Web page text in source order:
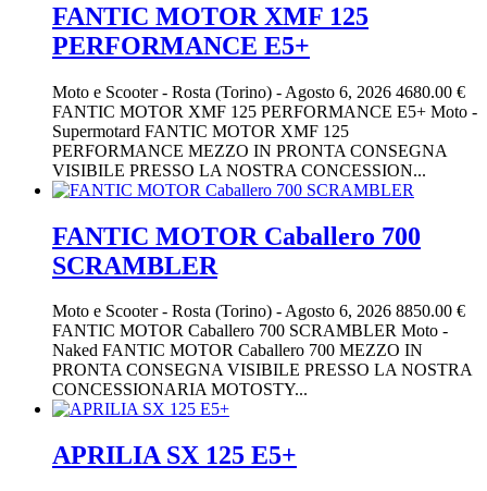
FANTIC MOTOR XMF 125
PERFORMANCE E5+
Moto e Scooter- Rosta (Torino) - Agosto 6, 2026 4680.00 €
FANTIC MOTOR XMF 125 PERFORMANCE E5+ Moto -
Supermotard FANTIC MOTOR XMF 125
PERFORMANCE MEZZO IN PRONTA CONSEGNA
VISIBILE PRESSO LA NOSTRA CONCESSION...
FANTIC MOTOR Caballero 700
SCRAMBLER
Moto e Scooter- Rosta (Torino) -Agosto 6, 2026 8850.00 €
FANTIC MOTOR Caballero 700 SCRAMBLER Moto -
Naked FANTIC MOTOR Caballero 700 MEZZO IN
PRONTA CONSEGNA VISIBILE PRESSO LA NOSTRA
CONCESSIONARIA MOTOSTY...
APRILIA SX 125 E5+